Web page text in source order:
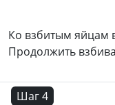
Ко взбитым яйцам
Продолжить
Шаг 4